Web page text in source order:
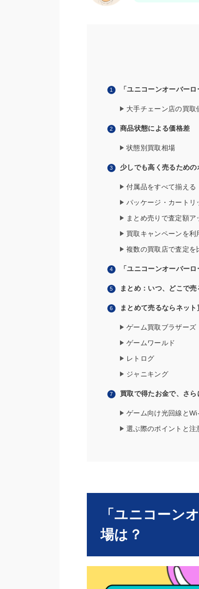
「ユニコーンオーバー
大手チェーン店の買取
商品状態による価格差
状態別買取相場
少しでも高く売るための
付属品をすべて揃える
パッケージ・カートリ
まとめ売りで査定額ア
買取キャンペーンを利
複数の買取店で査定を
「ユニコーンオーバー
まとめ：いつ、どこで売
まとめて売るならネッ
ゲーム買取ブラザーズ
ゲームワールド
レトログ
ジャニキング
買取で得たお金で、さら
ゲーム向け光回線と
選ぶ際のポイントと注
「ユニコーン
場は？